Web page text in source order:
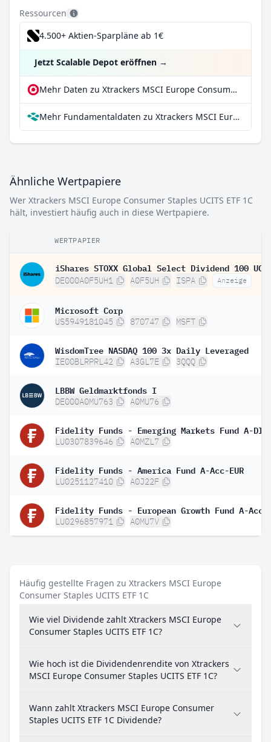
Ressourcen
4.500+ Aktien-Sparpläne ab 1€
Jetzt Scalable Depot eröffnen →
Mehr Daten zu Xtrackers MSCI Europe Consumer Staples UCITS ETF 1C bei extraETF
Mehr Fundamentaldaten zu Xtrackers MSCI Europe Consumer Staples UCITS ETF 1C bei Parqet
Ähnliche Wertpapiere
Wer Xtrackers MSCI Europe Consumer Staples UCITS ETF 1C
hält, investiert häufig auch in diese Wertpapiere.
WERTPAPIER
DE000A0F5UH1 A0F5UH ISPA Anzeige
Microsoft Corp
US5949181045 870747 MSFT
WisdomTree NASDAQ 100 3x Daily Leveraged
IE00BLRPRL42 A3GL7E 3QQQ
LBBW Geldmarktfonds I
DE000A0MU763 A0MU76
LU0307839646 A0MZL7
Fidelity Funds - America Fund A-Acc-EUR
LU0251127410 A0J22F
Fidelity Funds - European Growth Fund A-Acc-
LU0296857971 A0MU7V
Häufig gestellte Fragen zu Xtrackers MSCI Europe
Consumer Staples UCITS ETF 1C
Wie viel Dividende zahlt Xtrackers MSCI Europe
Consumer Staples UCITS ETF 1C?
Wie hoch ist die Dividendenrendite von Xtrackers
MSCI Europe Consumer Staples UCITS ETF 1C?
Wann zahlt Xtrackers MSCI Europe Consumer
Staples UCITS ETF 1C Dividende?